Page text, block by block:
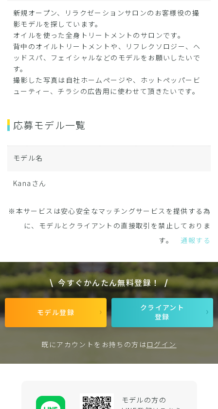
新規オープン、リラクゼーションサロンのお客様役の撮
影モデルを探しています。
オイルを使った全身トリートメントのサロンです。
背中のオイルトリートメントや、リフレクソロジー、ヘ
ッドスパ、フェイシャルなどのモデルをお願いしたいで
す。
撮影した写真は自社ホームページや、ホットペッパービ
ューティー、チラシの広告用に使わせて頂きたいです。
応募モデル一覧
モデル名
Kanaさん
※本サービスは安心安全なマッチングサービスを提供する為
に、モデルとクライアントの直接取引を禁止しておりま
す。通報する
今すぐかんたん無料登録！
モデル登録
クライアント
登録
既にアカウントをお持ちの方はログイン
モデルの方の